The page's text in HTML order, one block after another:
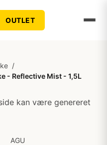
OUTLET
/
- Reflective Mist - 1,5L
kan være genereret
AGU